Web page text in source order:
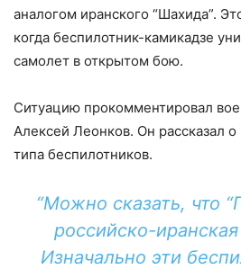
аналогом иранского “Шахида”.
когда беспилотник-камикадзе
самолет в открытом бою.
Ситуацию прокомментировал
Алексей Леонков. Он рассказал
типа беспилотников.
“Можно сказать, что
российско-
Изначально эти